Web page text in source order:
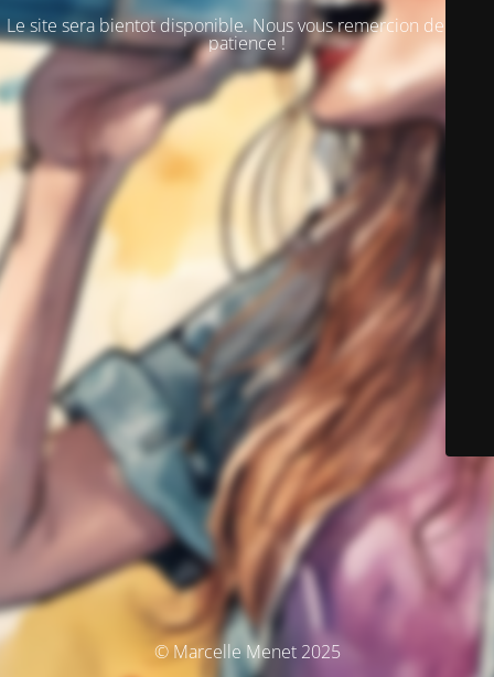
Le site sera bientot disponible. Nous vous remercion de votre
patience !
© Marcelle Menet 2025